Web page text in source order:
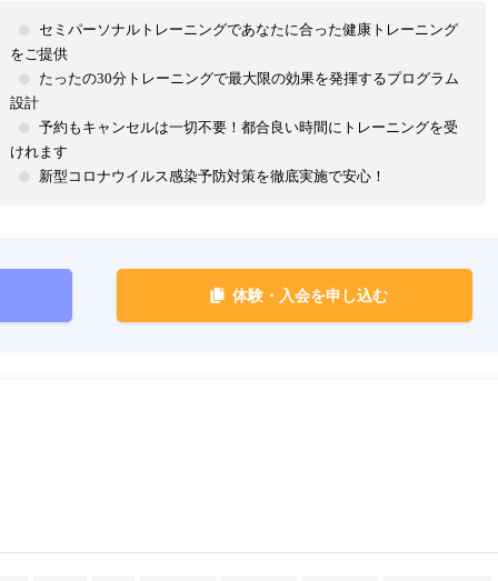
セミパーソナルトレーニングであなたに合った健康トレーニング
をご提供
たったの30分トレーニングで最大限の効果を発揮するプログラム
設計
予約もキャンセルは一切不要！都合良い時間にトレーニングを受
けれます
新型コロナウイルス感染予防対策を徹底実施で安心！
体験・入会を申し込む